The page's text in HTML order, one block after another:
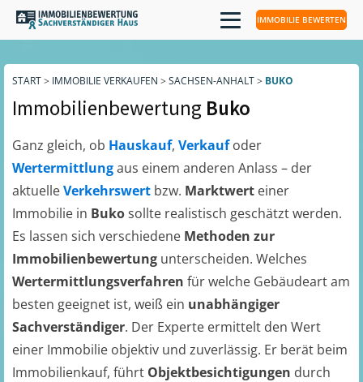
IMMOBILIE BEWERTEN
START> IMMOBILIE VERKAUFEN > SACHSEN-ANHALT> BUKO
Immobilienbewertung Buko
Ganz gleich, ob Hauskauf, Verkaufoder
Wertermittlungaus einem anderen Anlass – der
aktuelleVerkehrswert bzw. Marktwert einer
Immobilie in Bukosollte realistisch geschätzt werden.
Es lassen sich verschiedene Methoden zur
Immobilienbewertung unterscheiden. Welches
Wertermittlungsverfahren für welche Gebäudeart am
besten geeignet ist, weiß ein unabhängiger
Sachverständiger. Der Experte ermittelt den Wert
einer Immobilie objektiv und zuverlässig. Er berät beim
Immobilienkauf, führt Objektbesichtigungen durch